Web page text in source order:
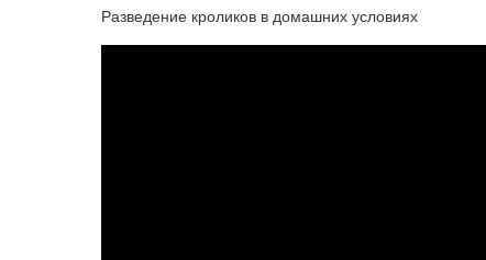
Разведение кроликов в домашних условиях